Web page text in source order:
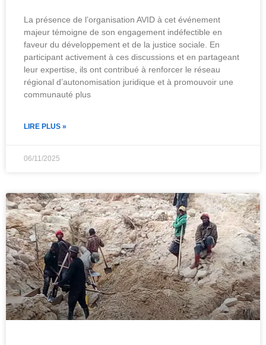
La présence de l’organisation AVID à cet événement
majeur témoigne de son engagement indéfectible en
faveur du développement et de la justice sociale. En
participant activement à ces discussions et en partageant
leur expertise, ils ont contribué à renforcer le réseau
régional d’autonomisation juridique et à promouvoir une
communauté plus
LIRE PLUS »
06/11/2025